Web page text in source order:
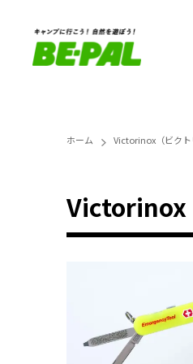
ホーム Victorinox（ビクト
Victorinox